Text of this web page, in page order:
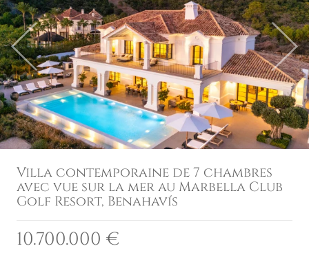
Previous Next
Villa contemporaine de 7 chambres
avec vue sur la mer au Marbella Club
Golf Resort, Benahavís
10.700.000 €